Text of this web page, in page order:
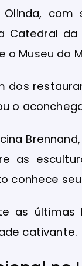
Catedral
o Museu do
dos
o
as
conhece
as
cativante.